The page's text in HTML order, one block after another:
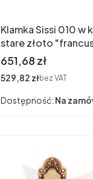
Klamka Sissi 010 w
stare złoto
Cena
651,68 zł
Cena
529,82 złbez VAT
Dostępność: Na